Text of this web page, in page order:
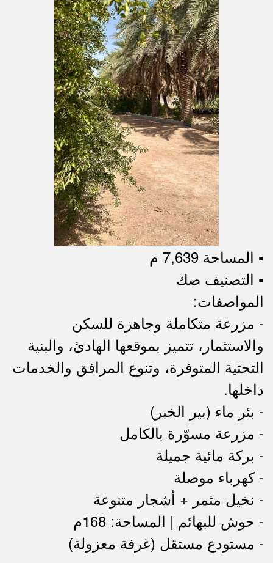
▪︎ المساحة 7,639 م
▪︎ التصنيف صك
المواصفات:
- مزرعة متكاملة وجاهزة للسكن
والاستثمار، تتميز بموقعها الهادئ، والبنية
التحتية المتوفرة، وتنوع المرافق والخدمات
داخلها.
- بئر ماء (بير الخبر)
- مزرعة مسوّرة بالكامل
- بركة مائية جميلة
- كهرباء موصلة
- نخيل مثمر + أشجار متنوعة
- حوش للبهائم | المساحة: 168م
- مستودع مستقل (غرفة معزولة)